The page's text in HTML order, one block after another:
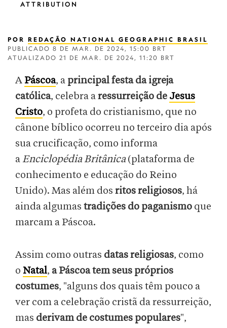
ATTRIBUTION
POR REDAÇÃO NATIONAL GEOGRAPHIC BRASIL
PUBLICADO 8 DE MAR. DE 2024, 15:00 BRT
ATUALIZADO 21 DE MAR. DE 2024, 11:20 BRT
A Páscoa, a principal festa da igreja
católica, celebra aressurreição de Jesus
Cristo, o profeta do cristianismo, que no
cânone bíblico ocorreu no terceiro dia após
sua crucificação, como informa
aEnciclopédia Britânica (plataforma de
conhecimento e educação do Reino
Unido). Mas além dos ritos religiosos, há
ainda algumas tradições do paganismo que
marcam a Páscoa.
Assim como outras datas religiosas, como
o Natal, a Páscoa tem seus próprios
costumes, "alguns dos quais têm pouco a
ver com a celebração cristã da ressurreição,
mas derivam de costumes populares",